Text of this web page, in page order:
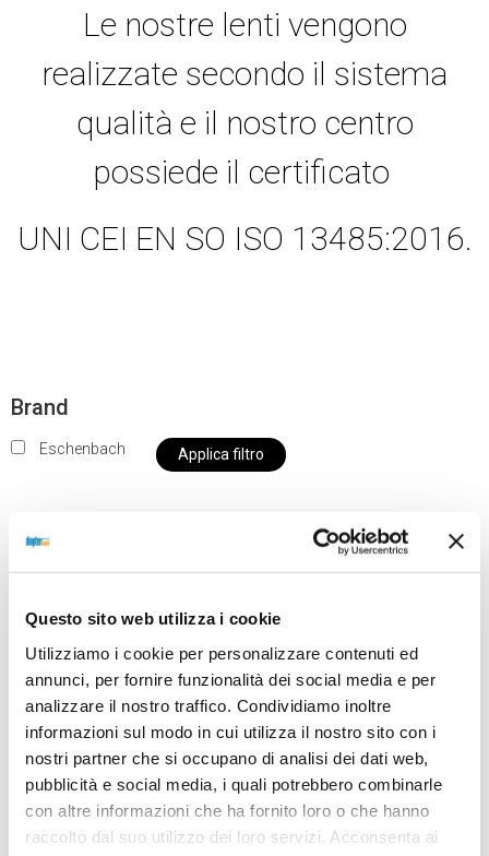
Questo sito web utilizza i cookie
Utilizziamo i cookie per personalizzare contenuti ed
annunci, per fornire funzionalità dei social media e per
analizzare il nostro traffico. Condividiamo inoltre
informazioni sul modo in cui utilizza il nostro sito con i
nostri partner che si occupano di analisi dei dati web,
pubblicità e social media, i quali potrebbero combinarle
con altre informazioni che ha fornito loro o che hanno
raccolto dal suo utilizzo dei loro servizi. Acconsenta ai
Le nostre lenti vengono
realizzate secondo il sistema
qualità e il nostro centro
possiede il certificato
UNI CEI EN SO ISO 13485:2016.
Brand
Eschenbach Applica filtro
nostro negozio non saranno disponibili per la
da OTTICA DIOPTER
Showing the single result